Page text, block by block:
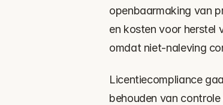
openbaarmaking van
en kosten voor herstel
omdat niet-naleving
Licentiecompliance
behouden van